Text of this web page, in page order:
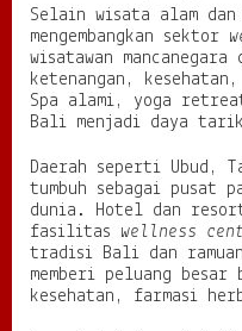
Selain wisata alam
mengembangkan sektor
wisatawan
ketenangan,
Spa alami, yoga
Bali menjadi daya
Daerah seperti Ubud,
tumbuh sebagai pusat
dunia. Hotel dan resort
fasilitas wellness
tradisi Bali dan
memberi peluang
kesehatan, farmasi